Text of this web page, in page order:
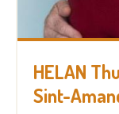
HELAN
Sint-